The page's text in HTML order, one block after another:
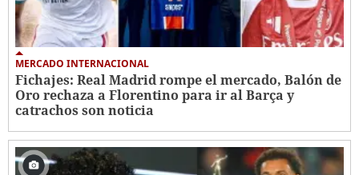
MERCADO INTERNACIONAL
Fichajes: Real Madrid rompe el mercado, Balón de
Oro rechaza a Florentino para ir al Barça y
catrachos son noticia